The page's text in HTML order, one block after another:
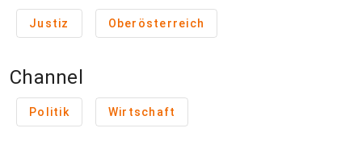
Justiz Oberösterreich
Channel
Politik Wirtschaft